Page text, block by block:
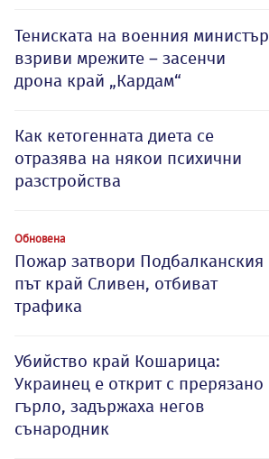
Тениската на военния министър
взриви мрежите – засенчи
дрона край „Кардам“
Как кетогенната диета се
отразява на някои психични
разстройства
Обновена
Пожар затвори Подбалканския
път край Сливен, отбиват
трафика
Убийство край Кошарица:
Украинец е открит с прерязано
гърло, задържаха негов
сънародник